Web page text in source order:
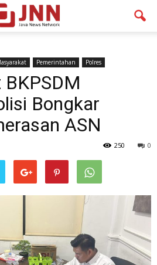
Pemerintahan Polres
Bongkar
ASN
0
250